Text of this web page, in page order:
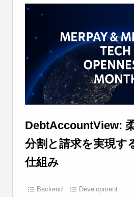
DebtAccountView:
分割と請求を実現す
仕組み
Backend
Development